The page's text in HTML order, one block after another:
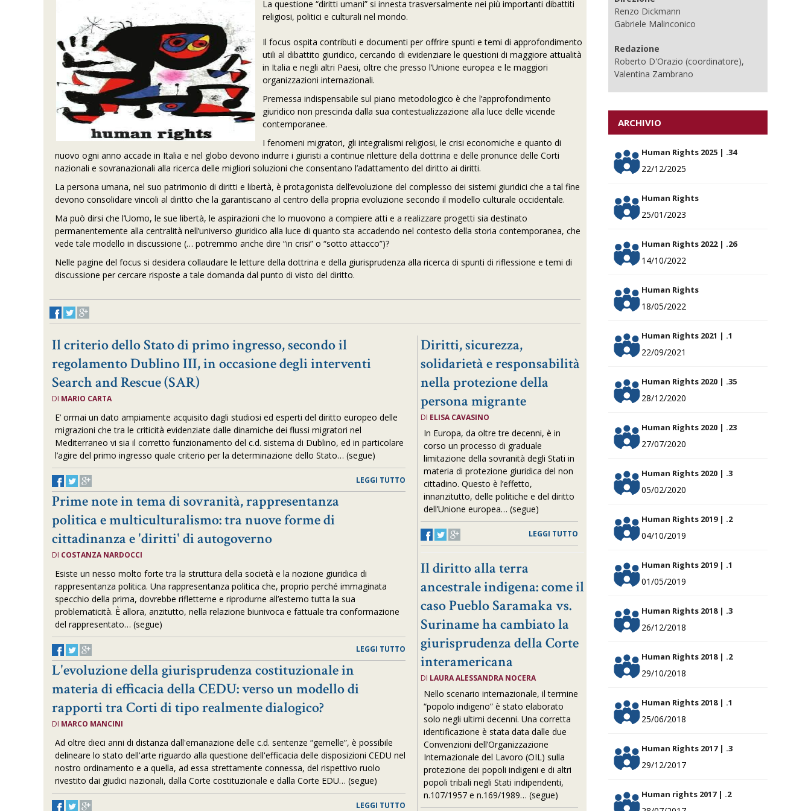
La questione “diritti umani” si innesta trasversalmente nei più importanti dibattiti
religiosi, politici e culturali nel mondo.
Il focus ospita contributi e documenti per offrire spunti e temi di approfondimento
utili al dibattito giuridico, cercando di evidenziare le questioni di maggiore attualità
in Italia e negli altri Paesi, oltre che presso l’Unione europea e le maggiori
organizzazioni internazionali.
Premessa indispensabile sul piano metodologico è che l’approfondimento
giuridico non prescinda dalla sua contestualizzazione alla luce delle vicende
contemporanee.
I fenomeni migratori, gli integralismi religiosi, le crisi economiche e quanto di
nuovo ogni anno accade in Italia e nel globo devono indurre i giuristi a continue riletture della dottrina e delle pronunce delle Corti
nazionali e sovranazionali alla ricerca delle migliori soluzioni che consentano l’adattamento del diritto ai diritti.
La persona umana, nel suo patrimonio di diritti e libertà, è protagonista dell’evoluzione del complesso dei sistemi giuridici che a tal fine
devono consolidare vincoli al diritto che la garantiscano al centro della propria evoluzione secondo il modello culturale occidentale.
Ma può dirsi che l’Uomo, le sue libertà, le aspirazioni che lo muovono a compiere atti e a realizzare progetti sia destinato
permanentemente alla centralità nell’universo giuridico alla luce di quanto sta accadendo nel contesto della storia contemporanea, che
vede tale modello in discussione (… potremmo anche dire “in crisi” o “sotto attacco”)?
Nelle pagine del focus si desidera collaudare le letture della dottrina e della giurisprudenza alla ricerca di spunti di riflessione e temi di
discussione per cercare risposte a tale domanda dal punto di visto del diritto.
Il criterio dello Stato di primo ingresso, secondo il
regolamento Dublino III, in occasione degli interventi
Search and Rescue (SAR)
DI MARIO CARTA
E’ ormai un dato ampiamente acquisito dagli studiosi ed esperti del diritto europeo delle
migrazioni che tra le criticità evidenziate dalle dinamiche dei flussi migratori nel
Mediterraneo vi sia il corretto funzionamento del c.d. sistema di Dublino, ed in particolare
l’agire del primo ingresso quale criterio per la determinazione dello Stato… (segue)
LEGGI TUTTO
Prime note in tema di sovranità, rappresentanza
politica e multiculturalismo: tra nuove forme di
cittadinanza e 'diritti' di autogoverno
DI COSTANZA NARDOCCI
Esiste un nesso molto forte tra la struttura della società e la nozione giuridica di
rappresentanza politica. Una rappresentanza politica che, proprio perché immaginata
specchio della prima, dovrebbe rifletterne e riprodurne all’esterno tutta la sua
problematicità. È allora, anzitutto, nella relazione biunivoca e fattuale tra conformazione
del rappresentato… (segue)
LEGGI TUTTO
L'evoluzione della giurisprudenza costituzionale in
materia di efficacia della CEDU: verso un modello di
rapporti tra Corti di tipo realmente dialogico?
DI MARCO MANCINI
Ad oltre dieci anni di distanza dall'emanazione delle c.d. sentenze “gemelle”, è possibile
delineare lo stato dell'arte riguardo alla questione dell'efficacia delle disposizioni CEDU nel
nostro ordinamento e a quella, ad essa strettamente connessa, del rispettivo ruolo
rivestito dai giudici nazionali, dalla Corte costituzionale e dalla Corte EDU… (segue)
LEGGI TUTTO
Diritti, sicurezza,
solidarietà e responsabilità
nella protezione della
persona migrante
DI ELISA CAVASINO
In Europa, da oltre tre decenni, è in
corso un processo di graduale
limitazione della sovranità degli Stati in
materia di protezione giuridica del non
cittadino. Questo è l’effetto,
innanzitutto, delle politiche e del diritto
dell’Unione europea… (segue)
LEGGI TUTTO
Il diritto alla terra
ancestrale indigena: come il
caso Pueblo Saramaka vs.
Suriname ha cambiato la
giurisprudenza della Corte
interamericana
DI LAURA ALESSANDRA NOCERA
Nello scenario internazionale, il termine
“popolo indigeno” è stato elaborato
solo negli ultimi decenni. Una corretta
identificazione è stata data dalle due
Convenzioni dell’Organizzazione
Internazionale del Lavoro (OIL) sulla
protezione dei popoli indigeni e di altri
popoli tribali negli Stati indipendenti,
n.107/1957 e n.169/1989… (segue)
Renzo Dickmann
Gabriele Malinconico
Redazione
Roberto D'Orazio (coordinatore),
Valentina Zambrano
ARCHIVIO
Human Rights 2025 | .34
22/12/2025
Human Rights
25/01/2023
Human Rights 2022 | .26
14/10/2022
Human Rights
18/05/2022
Human Rights 2021 | .1
22/09/2021
Human Rights 2020 | .35
28/12/2020
Human Rights 2020 | .23
27/07/2020
Human Rights 2020 | .3
05/02/2020
Human Rights 2019 | .2
04/10/2019
Human Rights 2019 | .1
01/05/2019
Human Rights 2018 | .3
26/12/2018
Human Rights 2018 | .2
29/10/2018
Human Rights 2018 | .1
25/06/2018
Human Rights 2017 | .3
29/12/2017
Human rights 2017 | .2